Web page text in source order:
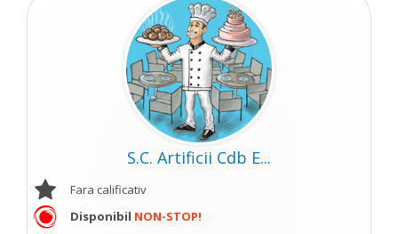
S.C. Artificii Cdb E...
Fara calificativ
Disponibil NON-STOP!